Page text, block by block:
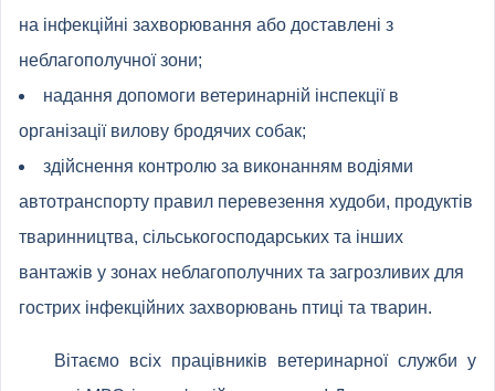
на інфекційні захворювання або доставлені з
неблагополучної зони;
надання допомоги ветеринарній інспекції в
організації вилову бродячих собак;
здійснення контролю за виконанням водіями
автотранспорту правил перевезення худоби, продуктів
тваринництва, сільськогосподарських та інших
вантажів у зонах неблагополучних та загрозливих для
гострих інфекційних захворювань птиці та тварин.
Вітаємо всіх працівників ветеринарної служби у